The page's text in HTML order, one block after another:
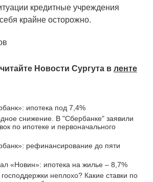
кредитные учреждения
крайне осторожно.
Новости Сургута в ленте
ипотека под 7,4%
снижение. В "Сбербанке" заявили
по ипотеке и первоначального
рефинансирование до пяти
«Новин»: ипотека на жилье – 8,7%
неплохо? Какие ставки по